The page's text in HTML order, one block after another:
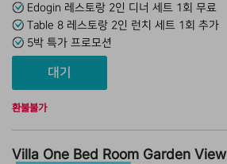
Edogin 레스토랑 2인 디너 세트 1회 무료
Table 8 레스토랑 2인 런치 세트 1회 추가
5박 특가 프로모션
환불불가
Villa One Bed Room Garden View